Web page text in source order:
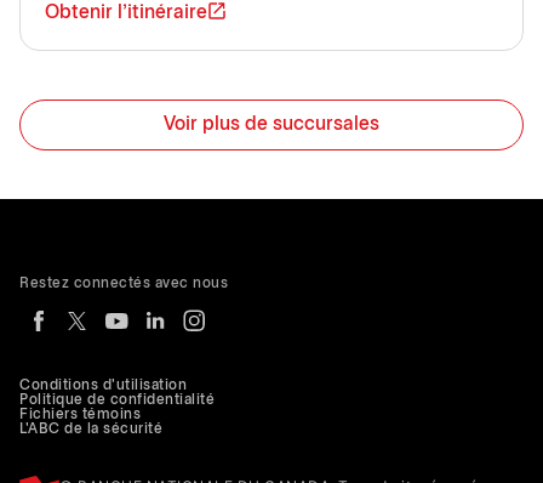
Obtenir l'itinéraire
Voir plus de succursales
Conditions d'utilisation
Politique de confidentialité
Fichiers témoins
L'ABC de la sécurité
Restez connectés avec nous